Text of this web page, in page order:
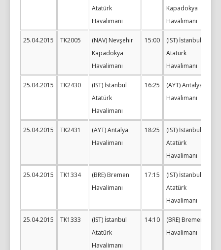
Atatürk
Havalimanı
Kapadokya
Havalimanı
25.04.2015 TK2005
(NAV) Nevşehir
Kapadokya
Havalimanı
15:00
(IST) İstanbul
Atatürk
Havalimanı
25.04.2015 TK2430
(IST) İstanbul
Atatürk
Havalimanı
16:25
(AYT) Antalya
Havalimanı
25.04.2015 TK2431
(AYT) Antalya
Havalimanı
18:25
(IST) İstanbul
Atatürk
Havalimanı
25.04.2015 TK1334
(BRE) Bremen
Havalimanı
17:15
(IST) İstanbul
Atatürk
Havalimanı
25.04.2015 TK1333
(IST) İstanbul
Atatürk
Havalimanı
14:10
(BRE) Bremen
Havalimanı